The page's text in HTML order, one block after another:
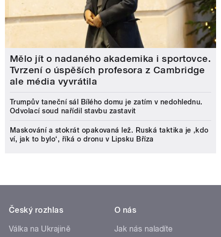
Mělo jít o nadaného akademika i sportovce.
Tvrzení o úspěších profesora z Cambridge
ale média vyvrátila
Trumpův taneční sál Bílého domu je zatím v nedohlednu.
Odvolací soud nařídil stavbu zastavit
Maskování a stokrát opakovaná lež. Ruská taktika je ‚kdo
ví, jak to bylo‘, říká o dronu v Lipsku Bříza
Český rozhlas
Válka na Ukrajině
O nás
Jak nás naladíte